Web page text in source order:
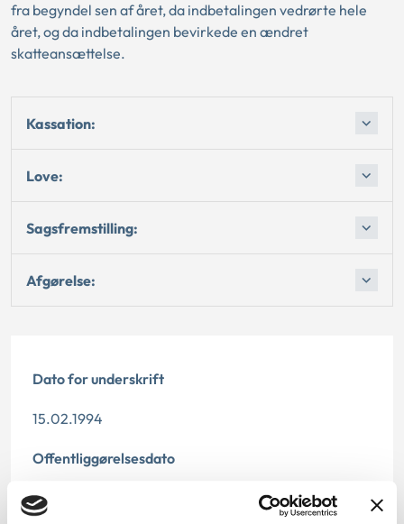
fra begyndel sen af året, da indbetalingen vedrørte hele
året, og da indbetalingen bevirkede en ændret
skatteansættelse.
Kassation:
Love:
Sagsfremstilling:
Afgørelse:
Dato for underskrift
15.02.1994
Offentliggørelsesdato
12.07.2013